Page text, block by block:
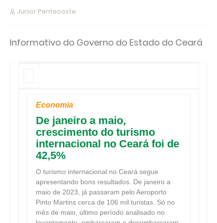
Junior Pentecoste
Informativo do Governo do Estado do Ceará
Economia
De janeiro a maio,
crescimento do turismo
internacional no Ceará foi de
42,5%
O turismo internacional no Ceará segue
apresentando bons resultados. De janeiro a
maio de 2023, já passaram pelo Aeroporto
Pinto Martins cerca de 106 mil turistas. Só no
mês de maio, último período analisado no